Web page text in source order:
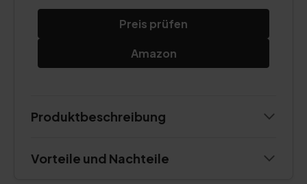
Preis prüfen
Amazon
Produktbeschreibung
Vorteile und Nachteile